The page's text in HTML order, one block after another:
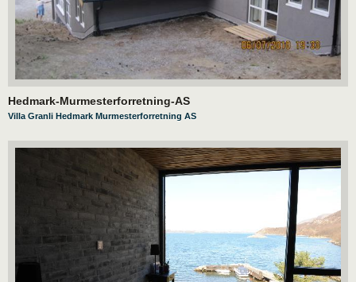
Hedmark-Murmesterforretning-AS
Villa Granli Hedmark Murmesterforretning AS